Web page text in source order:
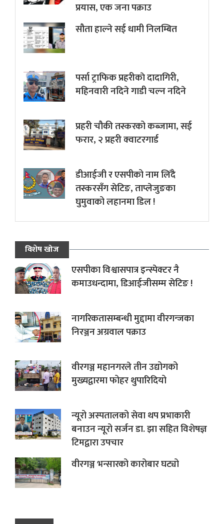
प्रयास, एक जना पक्राउ
सौता हाल्ने सई धामी निलम्बित
पर्सा ट्राफिक प्रहरीकाे दादागिरी,
महिनवारी नदिने गाडी चल्न नदिने
प्रहरी चौकी तस्करको कब्जामा, सई
फरार, २ प्रहरी क्वाटरगार्ड
डीआईजी र एसपीको नाम लिँदै
तस्करसँग सेटिङ, ताप्लेजुङका
घुमुवाको लहानमा डिल !
विशेष खोज
एसपीका विश्वासपात्र इन्स्पेक्टर नै
कमाउधन्दामा, डिआईजीसम्म सेटिङ !
नागरिकतासम्बन्धी मुद्दामा वीरगन्जका
निरञ्जन अग्रवाल पक्राउ
वीरगञ्ज महानगरले तीन उद्योगको
मुख्यद्वारमा फोहर थुपारिदियो
न्यूरो अस्पतालको सेवा थप प्रभाकारी
बनाउन न्यूरो सर्जन डा. झा सहित विशेषज्ञ
टिमद्वारा उपचार
वीरगञ्ज भन्सारको कारोबार घट्यो